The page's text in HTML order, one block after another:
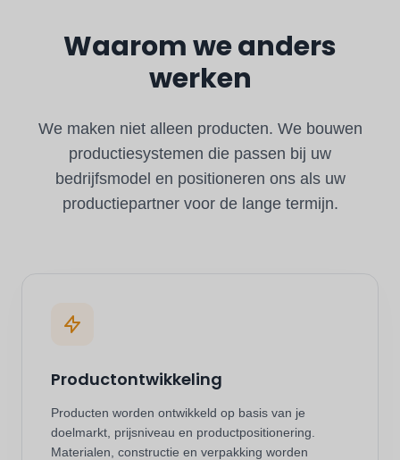
Waarom we anders
werken
We maken niet alleen producten. We bouwen
productiesystemen die passen bij uw
bedrijfsmodel en positioneren ons als uw
productiepartner voor de lange termijn.
Productontwikkeling
Producten worden ontwikkeld op basis van je
doelmarkt, prijsniveau en productpositionering.
Materialen, constructie en verpakking worden